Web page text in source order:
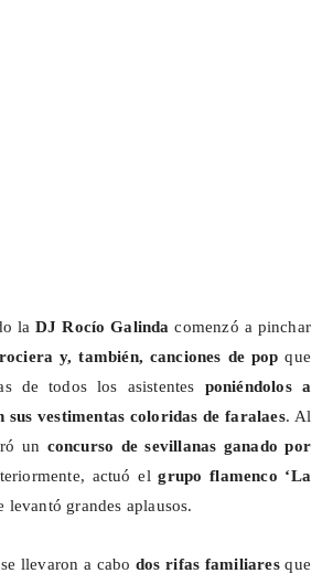
laDJ Rocío Galinda comenzó a pinchar
y, también, canciones de popque
de todos los asistentes poniéndolos a
sus vestimentas coloridas de faralaes. Al
un concurso de sevillanas ganado por
actuó elgrupo flamenco ‘La
levantó grandes aplausos.
llevaron a cabodos rifas familiaresque